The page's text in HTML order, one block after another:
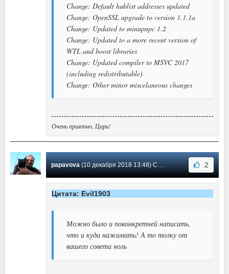
Change: Default hublist addresses updated
Change: OpenSSL upgrade to version 1.1.1a
Change: Updated to minupnpc 1.2
Change: Updated to a more recent version of
WTL and boost libraries
Change: Updated compiler to MSVC 2017
(including redistributable)
Change: Other minor miscelaneous changes
Очень приятно, Царь!
papavova(10 декабря 2018 13:48) Сообщение #36 2
Цитата: Evil1903
Можно было и поконкретней написать,
что и куда нажимать! А то толку от
вашего совета ноль